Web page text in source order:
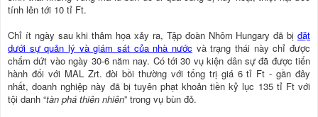
tính lên tới 10 tỉ Ft.
Chỉ ít ngày sau khi thảm họa xảy ra, Tập đoàn Nhôm Hungary đã bị đặt
dưới sự quản lý và giám sát của nhà nước và trạng thái này chỉ được
chấm dứt vào ngày 30-6 năm nay. Có tới 30 vụ kiện dân sự đã được tiến
hành đối với MAL Zrt. đòi bồi thường với tổng trị giá 6 tỉ Ft - gần đây
nhất, doanh nghiệp này đã bị tuyên phạt khoản tiền kỷ lục 135 tỉ Ft với
tội danh “tàn phá thiên nhiên” trong vụ bùn đỏ.